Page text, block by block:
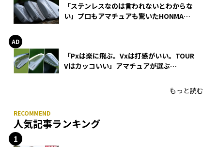
「ステンレスなのは言われないとわからな
い」プロもアマチュアも驚いたHONMA
「Pxは楽に飛ぶ。Vxは打感がいい。TOUR
Vはカッコいい」アマチュアが選ぶ
もっと読む
人気記事ランキング